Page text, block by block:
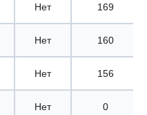
Нет 169
Нет 160
Нет 156
Нет 0